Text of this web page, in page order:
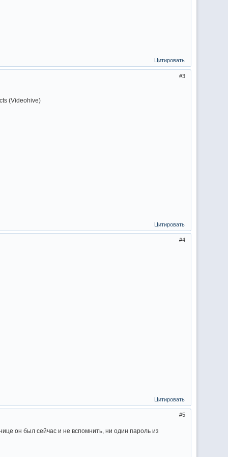
Цитировать
3
(Videohive)
Цитировать
4
Цитировать
5
он был сейчас и не вспомнить, ни один пароль из